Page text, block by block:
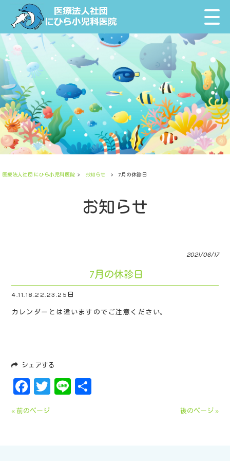
医療法人社団 にひら小児科医院 > お知らせ > 7月の休診日
お知らせ
2021/06/17
7月の休診日
4.11.18.22.23.25日
カレンダーとは違いますのでご注意ください。
シェアする
Facebook
Twitter
Line
« 前のページ 後のページ »